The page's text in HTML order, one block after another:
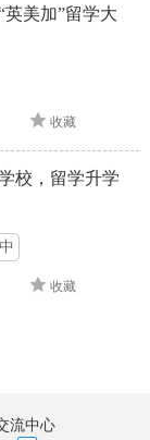
美加”留学大
收藏
校，留学升学
收藏
流中心